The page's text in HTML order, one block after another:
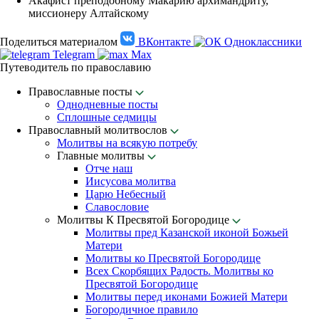
миссионеру Алтайскому
Поделиться материалом ВКонтакте
Одноклассники
Telegram
Max
Путеводитель по православию
Православные посты
Однодневные посты
Сплошные седмицы
Православный молитвослов
Молитвы на всякую потребу
Главные молитвы
Отче наш
Иисусова молитва
Царю Небесный
Славословие
Молитвы К Пресвятой Богородице
Молитвы пред Казанской иконой Божьей
Матери
Молитвы ко Пресвятой Богородице
Всех Скорбящих Радость. Молитвы ко
Пресвятой Богородице
Молитвы перед иконами Божией Матери
Богородичное правило